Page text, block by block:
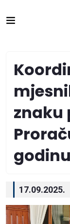
znaku
godinu
17.09.2025.